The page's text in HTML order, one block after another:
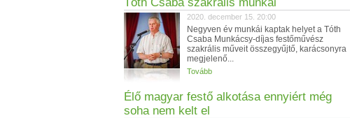
2020. december 15. 20:00
Negyven év munkái kaptak helyet a Tóth
Csaba Munkácsy-díjas festőművész
szakrális műveit összegyűjtő, karácsonyra
megjelenő...
Tovább
Élő magyar festő alkotása ennyiért még
soha nem kelt el